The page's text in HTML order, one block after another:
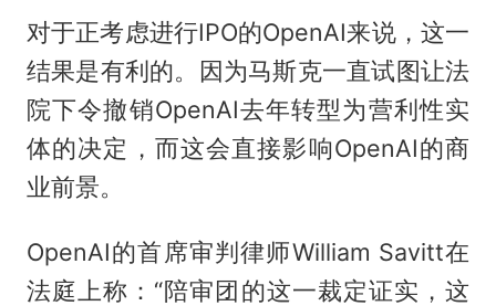
对于正考虑进行IPO的OpenAI来说，这一
结果是有利的。因为马斯克一直试图让法
院下令撤销OpenAI去年转型为营利性实
体的决定，而这会直接影响OpenAI的商
业前景。
OpenAI的首席审判律师William Savitt在
法庭上称：“陪审团的这一裁定证实，这